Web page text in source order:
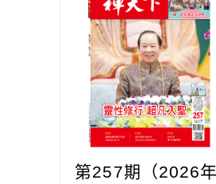
第257期（2026年